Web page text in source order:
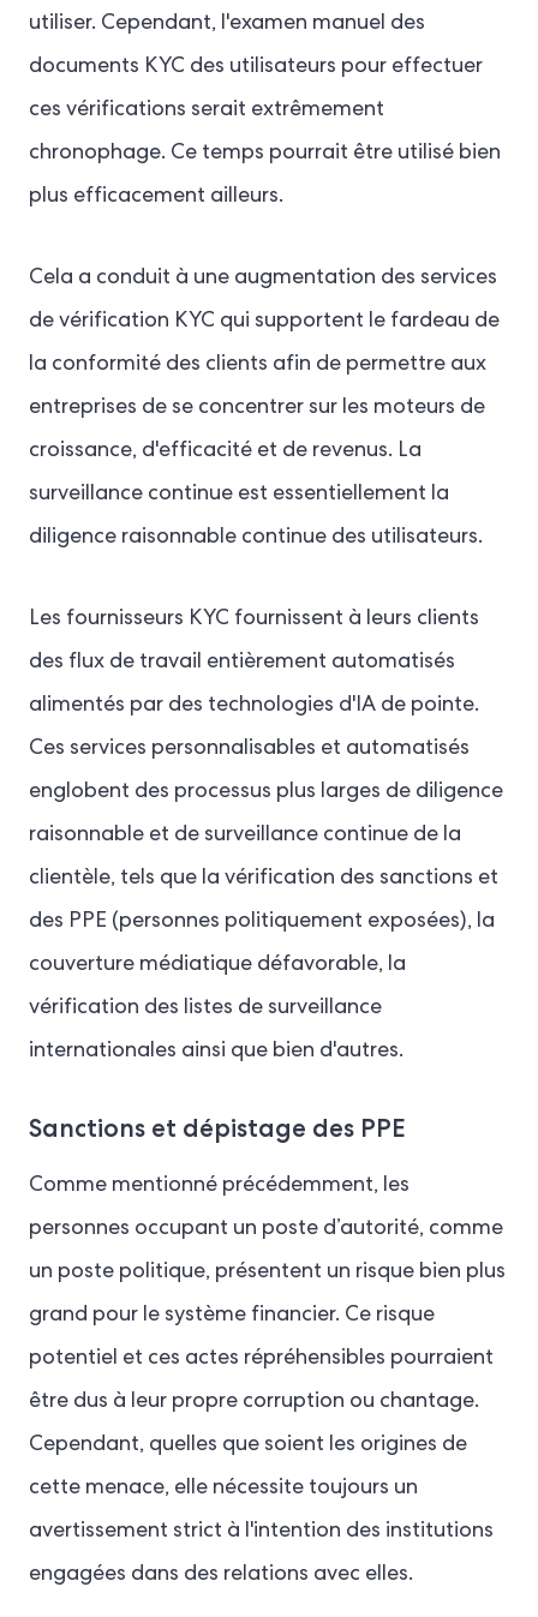
utiliser. Cependant, l'examen manuel des
documents KYC des utilisateurs pour effectuer
ces vérifications serait extrêmement
chronophage. Ce temps pourrait être utilisé bien
plus efficacement ailleurs.
Cela a conduit à une augmentation des services
de vérification KYC qui supportent le fardeau de
la conformité des clients afin de permettre aux
entreprises de se concentrer sur les moteurs de
croissance, d'efficacité et de revenus. La
surveillance continue est essentiellement la
diligence raisonnable continue des utilisateurs.
Les fournisseurs KYC fournissent à leurs clients
des flux de travail entièrement automatisés
alimentés par des technologies d'IA de pointe.
Ces services personnalisables et automatisés
englobent des processus plus larges de diligence
raisonnable et de surveillance continue de la
clientèle, tels que la vérification des sanctions et
des PPE (personnes politiquement exposées), la
couverture médiatique défavorable, la
vérification des listes de surveillance
internationales ainsi que bien d'autres.
Sanctions et dépistage des PPE
Comme mentionné précédemment, les
personnes occupant un poste d’autorité, comme
un poste politique, présentent un risque bien plus
grand pour le système financier. Ce risque
potentiel et ces actes répréhensibles pourraient
être dus à leur propre corruption ou chantage.
Cependant, quelles que soient les origines de
cette menace, elle nécessite toujours un
avertissement strict à l'intention des institutions
engagées dans des relations avec elles.